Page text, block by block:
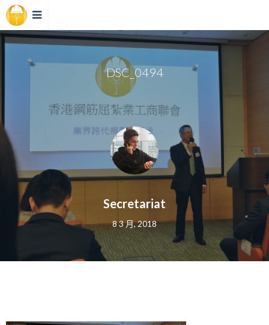
DSC_0494
Secretariat
8 3 月, 2018